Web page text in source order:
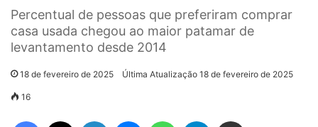
Percentual de pessoas que preferiram comprar
casa usada chegou ao maior patamar de
levantamento desde 2014
18 de fevereiro de 2025 Última Atualização 18 de fevereiro de 2025
16
Facebook Linkedin MessengerWhatsAppTelegram